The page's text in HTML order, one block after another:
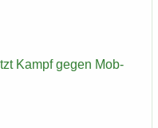
Kampf gegen Mob­